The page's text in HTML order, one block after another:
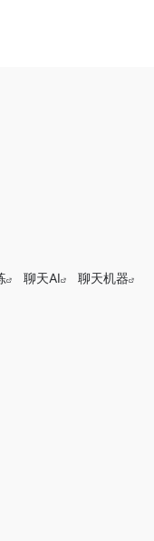
聊天AI
聊天机器